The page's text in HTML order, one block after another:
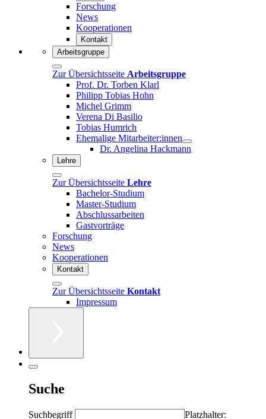
Forschung
News
Kooperationen
Kontakt
Arbeitsgruppe
Zur Übersichtsseite Arbeitsgruppe
Prof. Dr. Torben Klarl
Philipp Tobias Hohn
Michel Grimm
Verena Di Basilio
Tobias Humrich
Ehemalige Mitarbeiter:innen
Dr. Angelina Hackmann
Lehre
Zur Übersichtsseite Lehre
Bachelor-Studium
Master-Studium
Abschlussarbeiten
Gastvorträge
Forschung
News
Kooperationen
Kontakt
Zur Übersichtsseite Kontakt
Impressum
Suche
Suchbegriff
Platzhalter: